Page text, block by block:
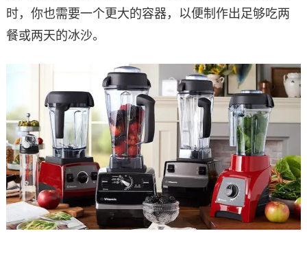
时，你也需要一个更大的容器，以便制作出足够吃两
餐或两天的冰沙。